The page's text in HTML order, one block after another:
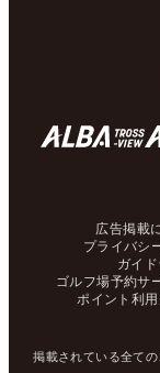
広告掲載
プライバシ
ガイ
ゴルフ場予約サ
ポイント利
掲載されている全て